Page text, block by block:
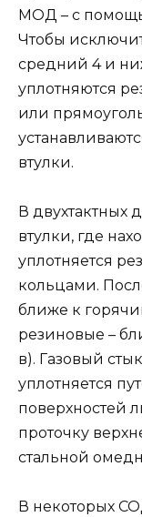
МОД – с
Чтобы
средний 4 и
уплотняются
или
втулки.
В двухтактных
втулки, где
уплотняется
кольцами.
ближе к
резиновые –
в). Газовый
уплотняется
поверхностей
проточку
стальной
В некоторых